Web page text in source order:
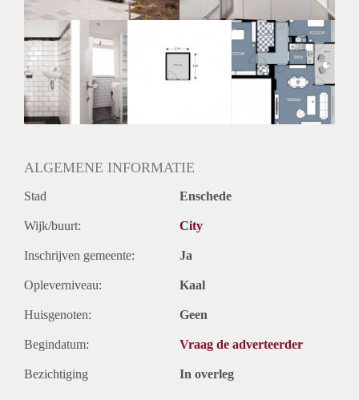
ALGEMENE INFORMATIE
Stad Enschede
Wijk/buurt: City
Inschrijven gemeente: Ja
Opleverniveau: Kaal
Huisgenoten: Geen
Begindatum: Vraag de adverteerder
Bezichtiging In overleg